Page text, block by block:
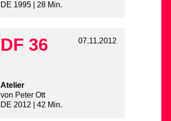
DE 1995 | 28 Min.
DF 36 07.11.2012
Atelier
von Peter Ott
DE 2012 | 42 Min.